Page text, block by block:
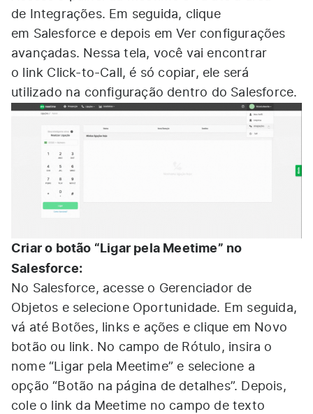
de Integrações. Em seguida, clique
em Salesforce e depois em Ver configurações
avançadas. Nessa tela, você vai encontrar
o link Click-to-Call, é só copiar, ele será
utilizado na configuração dentro do Salesforce.
Criar o botão “Ligar pela Meetime” no
Salesforce:
No Salesforce, acesse o Gerenciador de
Objetos e selecione Oportunidade. Em seguida,
vá até Botões, links e ações e clique em Novo
botão ou link. No campo de Rótulo, insira o
nome “Ligar pela Meetime” e selecione a
opção “Botão na página de detalhes”. Depois,
cole o link da Meetime no campo de texto